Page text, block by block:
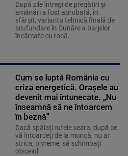
După zile întregi de pregătiri și
amânări a fost aprobată, în
sfârșit, varianta tehnică finală de
scufundare în Dunăre a barjelor
încărcate cu rocă.
Cum se luptă România cu
criza energetică. Orașele au
devenit mai întunecate. „Nu
înseamnă să ne întoarcem
în beznă”
Dacă spălați rufele seara, după ce
vă întoarceți de la muncă, nu ar
strica, o vreme, să schimbați
obiceiul.